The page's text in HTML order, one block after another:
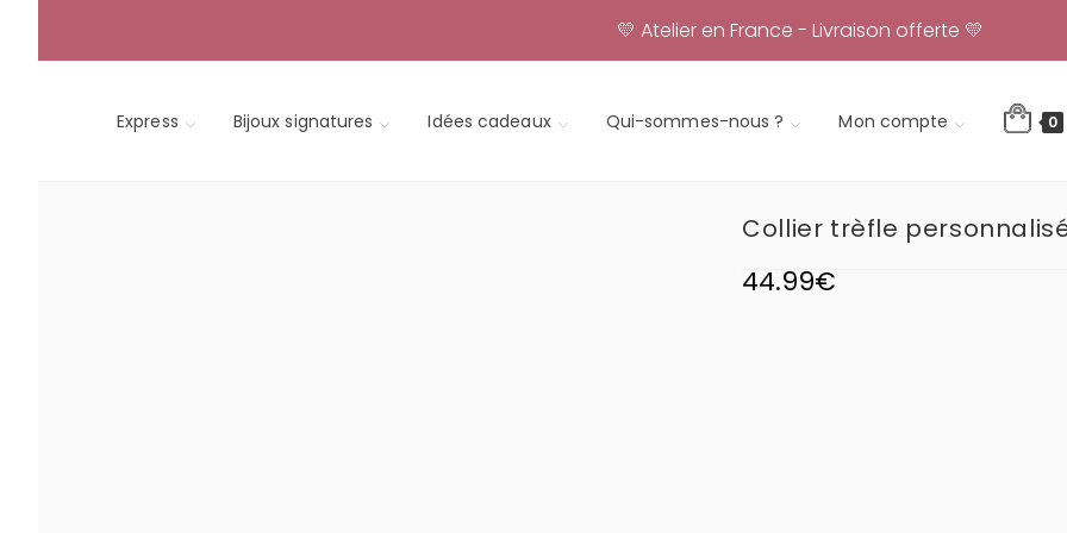
content
💛 Atelier en France - Livraison offerte 💛
Express Bijoux signatures Idées cadeaux Qui-sommes-nous ? Mon compte 0
Collier trèfle
44.99€